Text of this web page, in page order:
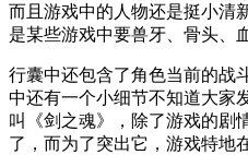
而且游戏中的人物还是挺小清
是某些游戏中要兽牙、骨头、
行囊中还包含了角色当前的战
中还有一个小细节不知道大家
叫《剑之魂》，除了游戏的剧
了，而为了突出它，游戏特地